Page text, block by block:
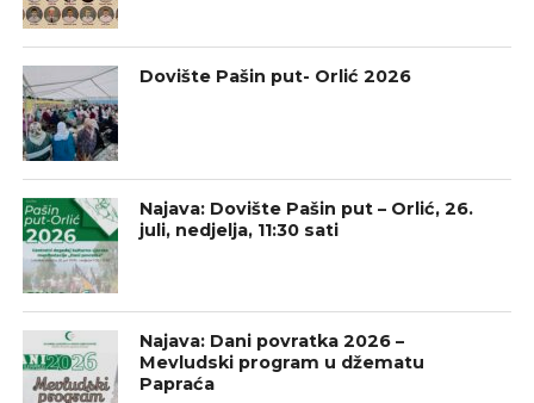
Dovište Pašin put- Orlić 2026
Najava: Dovište Pašin put – Orlić, 26.
juli, nedjelja, 11:30 sati
Najava: Dani povratka 2026 –
Mevludski program u džematu
Papraća